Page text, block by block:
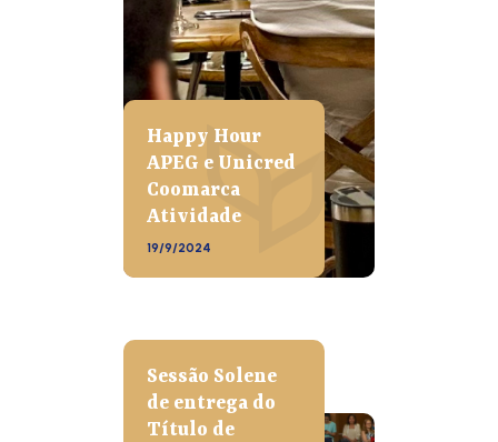
Happy Hour
APEG e Unicred
Coomarca
Atividade
19/9/2024
Sessão Solene
de entrega do
Título de